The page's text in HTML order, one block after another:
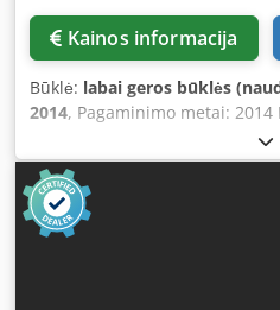
Based on scanning data and
the software automatically
coating quality depends on
parameters. The system
product recipes depending
Frame configuration (frame,
Large and small format
ensure optimal paint coverage
Kainos informacija
Būklė: labai geros būklės
2014, Pagaminimo metai:
Chedpfxezq Ayxs Agmoa
kg Serijos numeris: 638091